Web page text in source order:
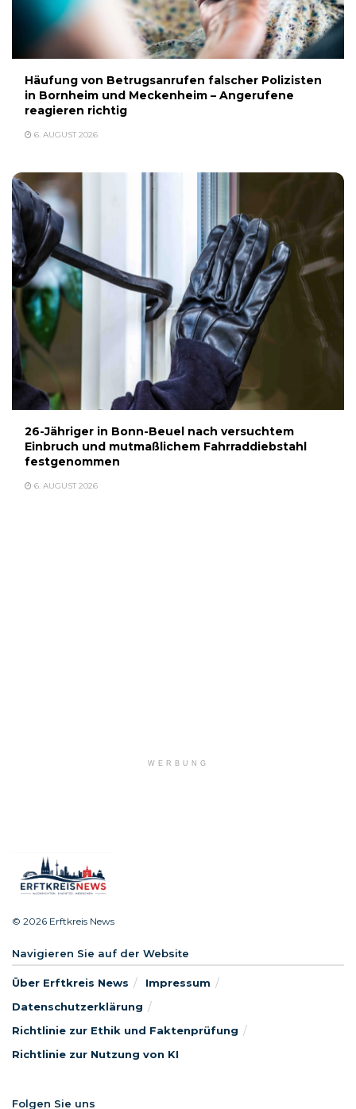
Häufung von Betrugsanrufen falscher Polizisten
in Bornheim und Meckenheim – Angerufene
reagieren richtig
6. AUGUST 2026
26-Jähriger in Bonn-Beuel nach versuchtem
Einbruch und mutmaßlichem Fahrraddiebstahl
festgenommen
6. AUGUST 2026
WERBUNG
© 2026 Erftkreis News
Navigieren Sie auf der Website
Über Erftkreis News
Impressum
Datenschutzerklärung
Richtlinie zur Ethik und Faktenprüfung
Richtlinie zur Nutzung von KI
Folgen Sie uns